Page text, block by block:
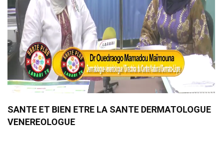
SANTE ET BIEN ETRE LA SANTE DERMATOLOGUE
VENEREOLOGUE